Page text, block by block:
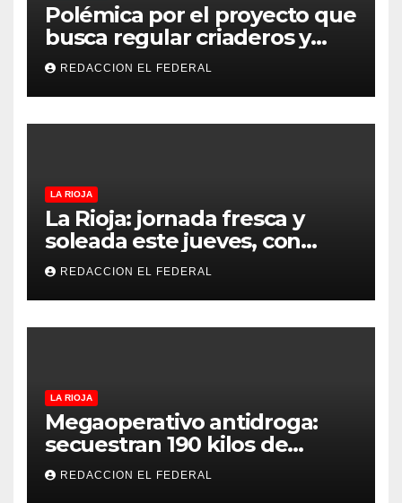
Polémica por el proyecto que
busca regular criaderos y
refugios de perros y gatos:
denuncian excesos, mientras
proteccionistas reclaman
controles más duros
REDACCION EL FEDERAL
LA RIOJA
La Rioja: jornada fresca y
soleada este jueves, con
temperaturas estables para
el viernes
REDACCION EL FEDERAL
LA RIOJA
Megaoperativo antidroga:
secuestran 190 kilos de
marihuana que tenían como
destino La Rioja y Catamarca
REDACCION EL FEDERAL